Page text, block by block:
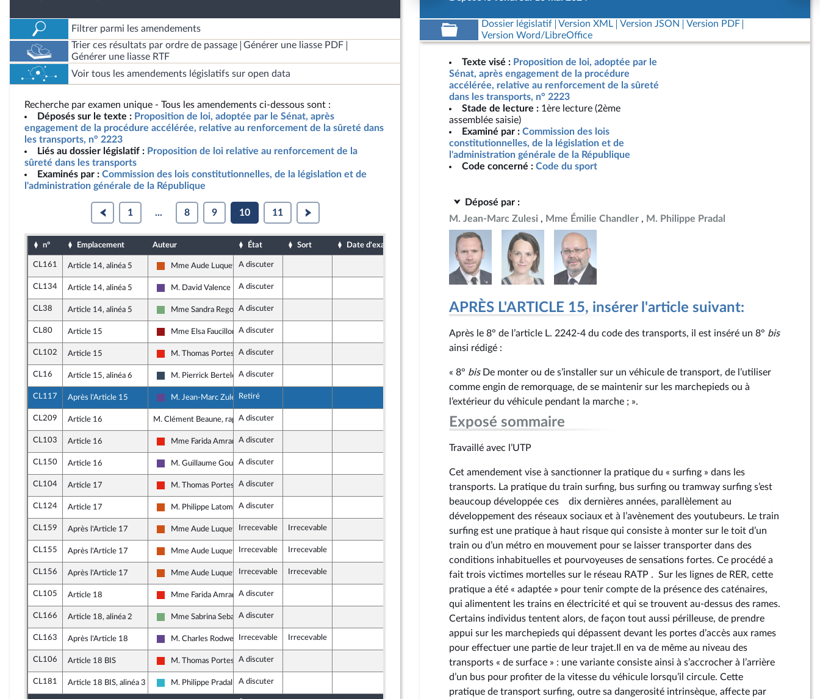
Filtrer parmi les amendements
Trier ces résultats par ordre de passage
Générer une liasse PDF
Générer une liasse RTF
Voir tous les amendements législatifs sur open data
Recherche par examen unique - Tous les amendements ci-dessous sont :
Déposés sur le texte : Proposition de loi, adoptée par le Sénat, après
engagement de la procédure accélérée, relative au renforcement de la sûreté dans
les transports, n° 2223
Liés au dossier législatif : Proposition de loi relative au renforcement de la
sûreté dans les transports
Examinés par : Commission des lois constitutionnelles, de la législation et de
l'administration générale de la République
1 ... 8 9 10 11
n° Emplacement Auteur État Sort Date d'examen Date de dépôt
CL161 Article 14, alinéa 5
Démocrate (MoDem et Indépendants)
Mme Aude Luquet A discuter
CL134 Article 14, alinéa 5
Renaissance
M. David Valence A discuter 10 mai 2024
CL38 Article 14, alinéa 5
Écologiste - NUPES
Mme Sandra Regol A discuter 7 mai 2024
CL80 Article 15
Gauche démocrate et républicaine - NUPES
Mme Elsa Faucillon A discuter 10 mai 2024
CL102 Article 15
La France insoumise - Nouvelle Union Populaire écologique et sociale
M. Thomas Portes A discuter 10 mai 2024
CL16 Article 15, alinéa 6
Rassemblement National
M. Pierrick BertelootA discuter 6 mai 2024
CL117 Après l'Article 15
Renaissance
M. Jean-Marc ZulesiRetiré 10 mai 2024
CL209 Article 16 M. Clément Beaune, rapporteur
A discuter 13 mai 2024
CL103 Article 16
La France insoumise - Nouvelle Union Populaire écologique et sociale
Mme Farida Amrani A discuter
CL150 Article 16
Renaissance
M. Guillaume Gouffier Valente
A discuter
CL104 Article 17
La France insoumise - Nouvelle Union Populaire écologique et sociale
M. Thomas Portes A discuter 10 mai 2024
CL124 Article 17
Démocrate (MoDem et Indépendants)
M. Philippe LatombeA discuter 10 mai 2024
CL159 Après l'Article 17
Démocrate (MoDem et Indépendants)
Mme Aude Luquet Irrecevable Irrecevable 10 mai 2024
CL155 Après l'Article 17
Démocrate (MoDem et Indépendants)
Mme Aude Luquet Irrecevable Irrecevable 10 mai 2024
CL156 Après l'Article 17
Démocrate (MoDem et Indépendants)
Mme Aude Luquet Irrecevable Irrecevable 10 mai 2024
CL105 Article 18
La France insoumise - Nouvelle Union Populaire écologique et sociale
Mme Farida Amrani A discuter 10 mai 2024
CL166 Article 18, alinéa 2
Écologiste - NUPES
Mme Sabrina SebaihiA discuter 11 mai 2024
CL163 Après l'Article 18
Renaissance
M. Charles Rodwell Irrecevable Irrecevable 11 mai 2024
CL106 Article 18 BIS
La France insoumise - Nouvelle Union Populaire écologique et sociale
M. Thomas Portes A discuter 10 mai 2024
CL181 Article 18 BIS, alinéa 3
Horizons et apparentés
M. Philippe Pradal A discuter 11 mai 2024
Dossier législatif Version XML Version JSON
Version PDF
Version Word/LibreOffice
Texte visé : Proposition de loi, adoptée par le
Sénat, après engagement de la procédure
accélérée, relative au renforcement de la sûreté
dans les transports, n° 2223
Stade de lecture : 1ère lecture (2ème
assemblée saisie)
Examiné par : Commission des lois
constitutionnelles, de la législation et de
l'administration générale de la République
Code concerné : Code du sport
Déposé par :
M. Jean-Marc Zulesi
Mme Émilie Chandler M. Philippe Pradal
APRÈS L'ARTICLE 15, insérer l'article suivant:
Après le 8° de l’article L. 2242‑4 du code des transports, il est inséré un 8° bis
ainsi rédigé :
« 8° bisDe monter ou de s’installer sur un véhicule de transport, de l’utiliser
comme engin de remorquage, de se maintenir sur les marchepieds ou à
l’extérieur du véhicule pendant la marche ; ».
Exposé sommaire
Travaillé avec l’UTP
Cet amendement vise à sanctionner la pratique du « surfing » dans les
transports. La pratique du train surfing, bus surfing ou tramway surfing s’est
beaucoup développée ces dix dernières années, parallèlement au
développement des réseaux sociaux et à l’avènement des youtubeurs. Le train
surfing est une pratique à haut risque qui consiste à monter sur le toit d’un
train ou d’un métro en mouvement pour se laisser transporter dans des
conditions inhabituelles et pourvoyeuses de sensations fortes. Ce procédé a
fait trois victimes mortelles sur le réseau RATP . Sur les lignes de RER, cette
pratique a été « adaptée » pour tenir compte de la présence des caténaires,
qui alimentent les trains en électricité et qui se trouvent au-dessus des rames.
Certains individus tentent alors, de façon tout aussi périlleuse, de prendre
appui sur les marchepieds qui dépassent devant les portes d’accès aux rames
pour effectuer une partie de leur trajet.Il en va de même au niveau des
transports « de surface » : une variante consiste ainsi à s’accrocher à l’arrière
d’un bus pour profiter de la vitesse du véhicule lorsqu’il circule. Cette
pratique de transport surfing, outre sa dangerosité intrinsèque, affecte par